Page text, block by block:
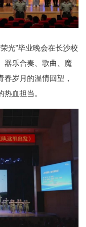
光”毕业晚会在长沙校
器乐合奏、歌曲、魔
岁月的温情回望，
血担当。